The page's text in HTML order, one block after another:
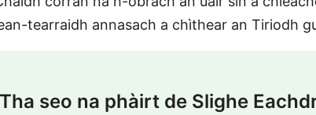
tearraidh annasach a chìthear an Tiriodh
Tha seo na phàirt de Slighe